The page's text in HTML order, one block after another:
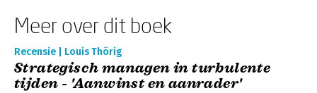
Meer over dit boek
Recensie | Louis Thörig
Strategisch managen in turbulente
tijden - 'Aanwinst en aanrader'